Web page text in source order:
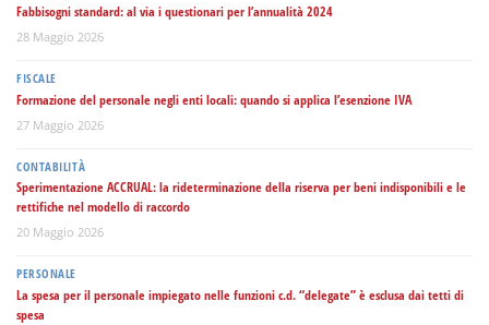
Fabbisogni standard: al via i questionari per l’annualità 2024
28 Maggio 2026
FISCALE
Formazione del personale negli enti locali: quando si applica l’esenzione IVA
27 Maggio 2026
CONTABILITÀ
Sperimentazione ACCRUAL: la rideterminazione della riserva per beni indisponibili e le
rettifiche nel modello di raccordo
20 Maggio 2026
PERSONALE
La spesa per il personale impiegato nelle funzioni c.d. “delegate” è esclusa dai tetti di
spesa